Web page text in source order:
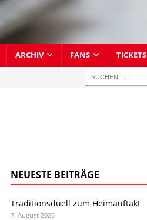
ARCHIV FANS TICKETS
NEUESTE BEITRÄGE
Traditionsduell zum Heimauftakt
7. August 2026